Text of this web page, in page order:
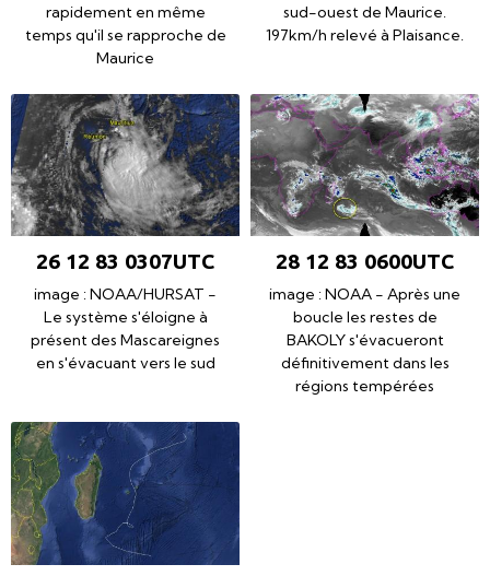
rapidement en même
temps qu'il se rapproche de
Maurice
sud-ouest de Maurice.
197km/h relevé à Plaisance.
26 12 83 0307UTC
image : NOAA/HURSAT -
Le système s'éloigne à
présent des Mascareignes
en s'évacuant vers le sud
28 12 83 0600UTC
image : NOAA - Après une
boucle les restes de
BAKOLY s'évacueront
définitivement dans les
régions tempérées